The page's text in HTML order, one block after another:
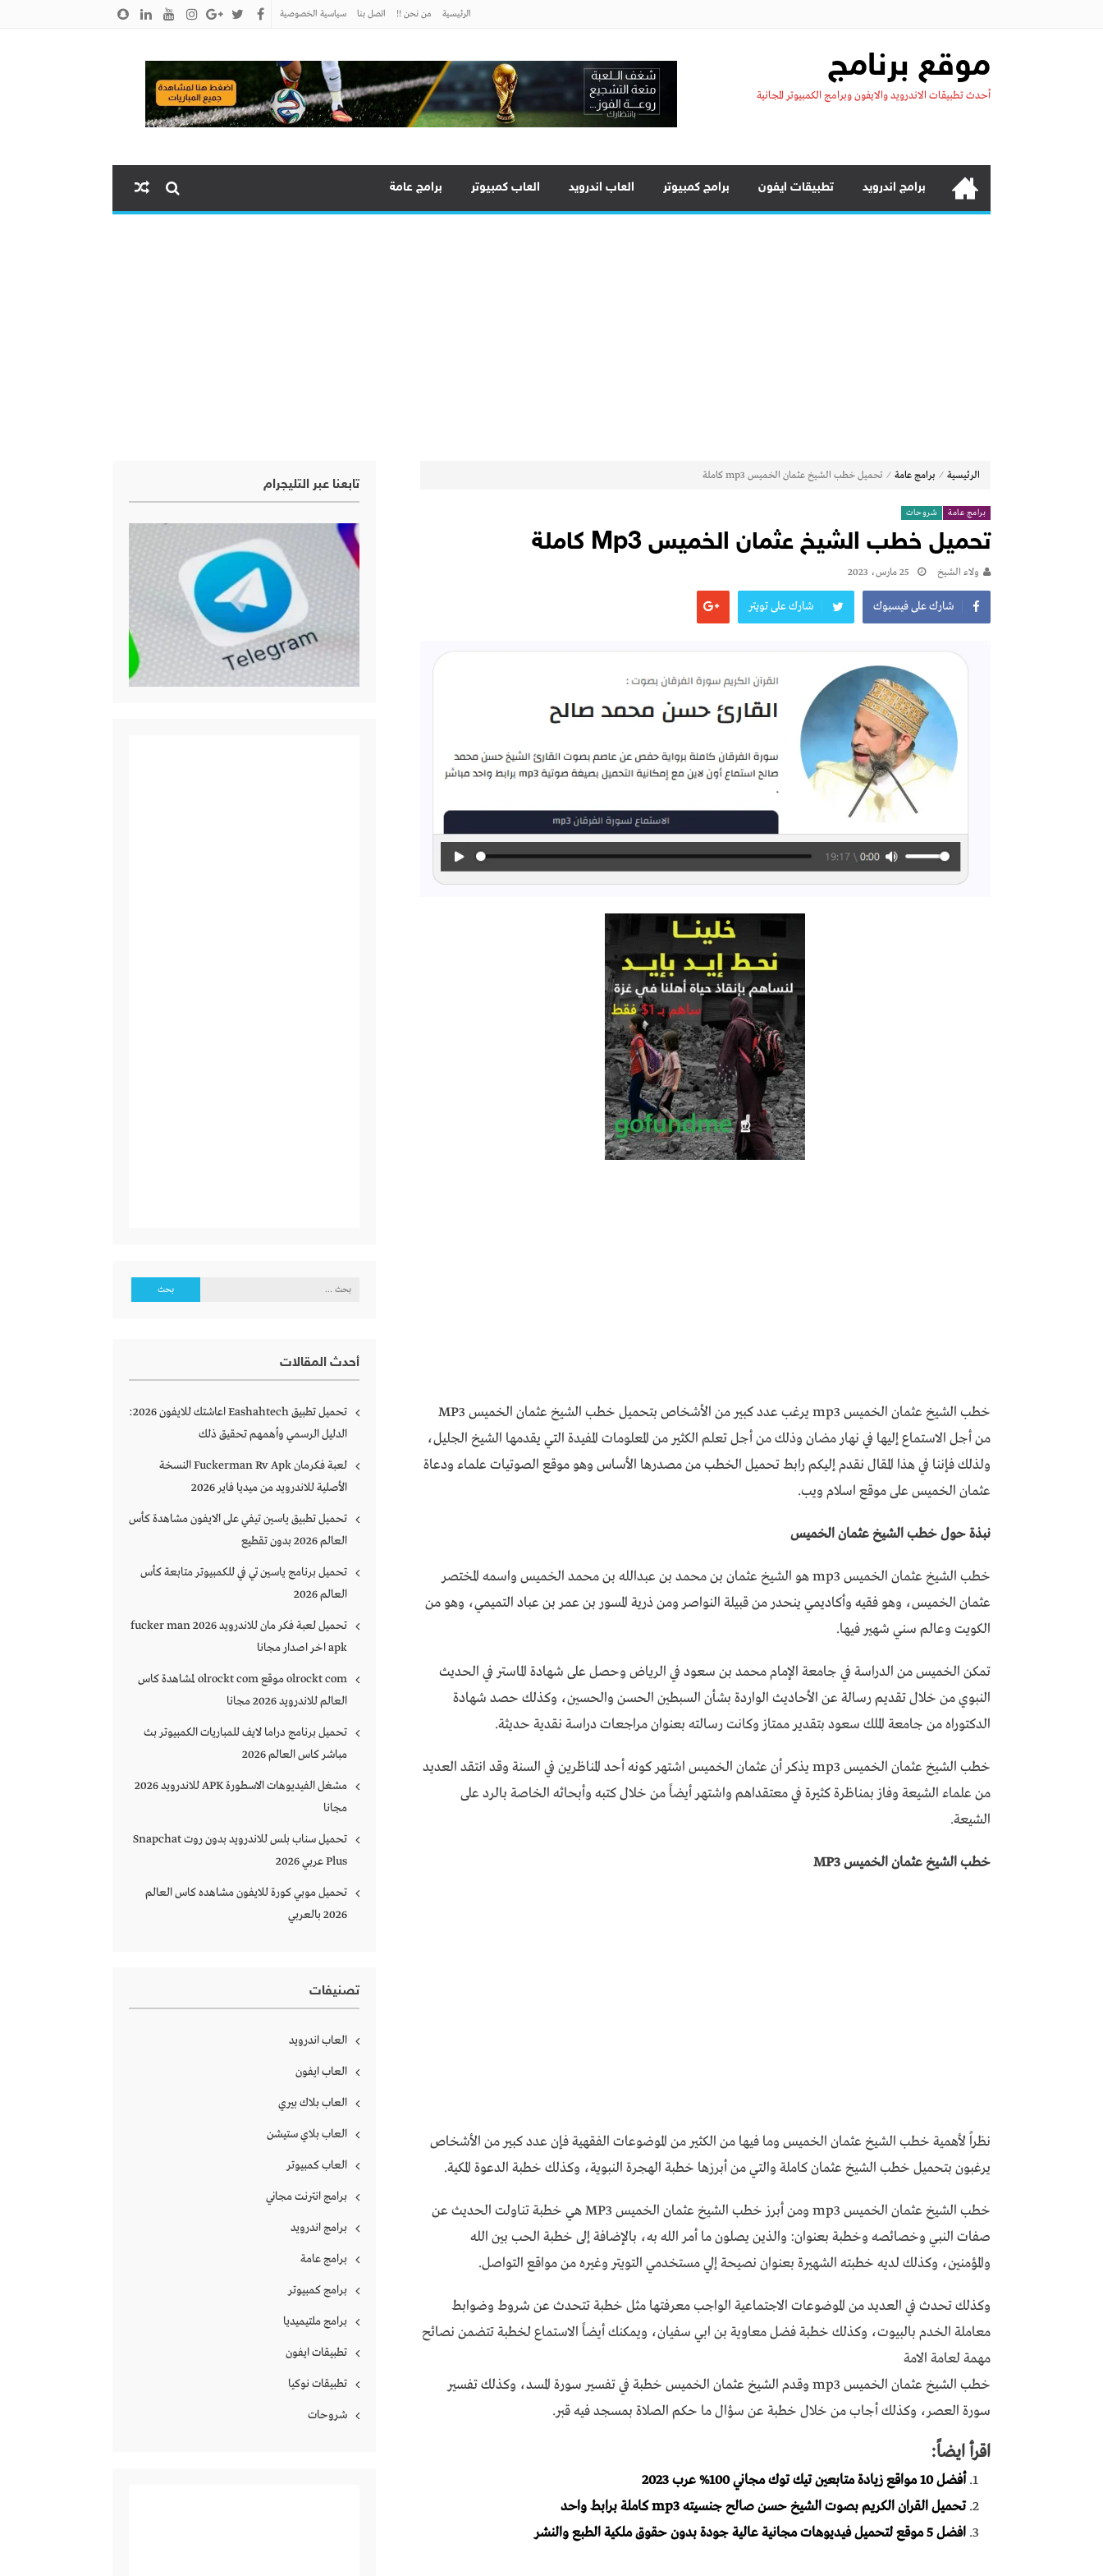
الرئيسية من نحن !! اتصل بنا سياسية الخصوصية
موقع برنامج
أحدث تطبيقات الاندرويد والايفون وبرامج الكمبيوتر المجانية
برامج اندرويد تطبيقات ايفون برامج كمبيوتر العاب اندرويد العاب كمبيوتر برامج عامة
الرئيسية ⁄ برامج عامة ⁄ تحميل خطب الشيخ عثمان الخميس mp3 كاملة
برامج عامة شروحات
تحميل خطب الشيخ عثمان الخميس Mp3 كاملة
ولاء الشيخ 25 مارس، 2023
شارك على فيسبوك شارك على تويتر
خطب الشيخ عثمان الخميس mp3 يرغب عدد كبير من الأشخاص بتحميل خطب الشيخ عثمان الخميس MP3
من أجل الاستماع إليها في نهار مضان وذلك من أجل تعلم الكثير من المعلومات المفيدة التي يقدمها الشيخ الجليل،
ولذلك فإننا في هذا المقال نقدم إليكم رابط تحميل الخطب من مصدرها الأساس وهو موقع الصوتيات علماء ودعاة
عثمان الخميس على موقع اسلام ويب.
نبذة حول خطب الشيخ عثمان الخميس
خطب الشيخ عثمان الخميس mp3 هو الشيخ عثمان بن محمد بن عبدالله بن محمد الخميس واسمه المختصر
عثمان الخميس، وهو فقيه وأكاديمي ينحدر من قبيلة النواصر ومن ذرية المسور بن عمر بن عباد التميمي، وهو من
الكويت وعالم سني شهير فيها.
تمكن الخميس من الدراسة في جامعة الإمام محمد بن سعود في الرياض وحصل على شهادة الماستر في الحديث
النبوي من خلال تقديم رسالة عن الأحاديث الواردة بشأن السبطين الحسن والحسين، وكذلك حصد شهادة
الدكتوراه من جامعة الملك سعود بتقدير ممتاز وكانت رسالته بعنوان مراجعات دراسة نقدية حديثة.
خطب الشيخ عثمان الخميس mp3 يذكر أن عثمان الخميس اشتهر كونه أحد المناظرين في السنة وقد انتقد العديد
من علماء الشيعة وفاز بمناظرة كثيرة في معتقداهم واشتهر أيضاً من خلال كتبه وأبحاثه الخاصة بالرد على
الشيعة.
خطب الشيخ عثمان الخميس MP3
نظراً لأهمية خطب الشيخ عثمان الخميس وما فيها من الكثير من الموضوعات الفقهية فإن عدد كبير من الأشخاص
يرغبون بتحميل خطب الشيخ عثمان كاملة والتي من أبرزها خطبة الهجرة النبوية، وكذلك خطبة الدعوة المكية.
خطب الشيخ عثمان الخميس mp3 ومن أبرز خطب الشيخ عثمان الخميس MP3 هي خطبة تناولت الحديث عن
صفات النبي وخصائصه وخطبة بعنوان: والذين يصلون ما أمر الله به، بالإضافة إلى خطبة الحب بين الله
والمؤمنين، وكذلك لديه خطبته الشهيرة بعنوان نصيحة إلي مستخدمي التويتر وغيره من مواقع التواصل.
وكذلك تحدث في العديد من الموضوعات الاجتماعية الواجب معرفتها مثل خطبة تتحدث عن شروط وضوابط
معاملة الخدم بالبيوت، وكذلك خطبة فضل معاوية بن ابي سفيان، ويمكنك أيضاً الاستماع لخطبة تتضمن نصائح
مهمة لعامة الامة
خطب الشيخ عثمان الخميس mp3 وقدم الشيخ عثمان الخميس خطبة في تفسير سورة المسد، وكذلك تفسير
سورة العصر، وكذلك أجاب من خلال خطبة عن سؤال ما حكم الصلاة بمسجد فيه قبر.
اقرأ ايضاً:
أفضل 10 مواقع زيادة متابعين تيك توك مجاني 100% عرب 2023
تحميل القران الكريم بصوت الشيخ حسن صالح جنسيته mp3 كاملة برابط واحد
افضل 5 موقع لتحميل فيديوهات مجانية عالية جودة بدون حقوق ملكية الطبع والنشر
تابعنا عبر التليجرام
البحث
أحدث المقالات
تحميل تطبيق Eashahtech اعاشتك للايفون 2026:
الدليل الرسمي وأهمهم تحقيق ذلك
لعبة فكرمان Fuckerman Rv Apk النسخة
الأصلية للاندرويد من ميديا فاير 2026
تحميل تطبيق ياسين تيفي على الايفون مشاهدة كأس
العالم 2026 بدون تقطيع
تحميل برنامج ياسين تي في للكمبيوتر متابعة كأس
العالم 2026
تحميل لعبة فكر مان للاندرويد 2026 fucker man
apk اخر اصدار مجانا
olrockt com موقع olrockt com لمشاهدة كاس
العالم للاندرويد 2026 مجانا
تحميل برنامج دراما لايف للمباريات الكمبيوتر بث
مباشر كاس العالم 2026
مشغل الفيديوهات الاسطورة APK للاندرويد 2026
مجانا
تحميل سناب بلس للاندرويد بدون روت Snapchat
Plus‏ عربي 2026
تحميل موبي كورة للايفون مشاهده كاس العالم
2026 بالعربي
تصنيفات
العاب اندرويد
العاب ايفون
العاب بلاك بيري
العاب بلاي ستيشن
العاب كمبيوتر
برامج انترنت مجاني
برامج اندرويد
برامج عامة
برامج كمبيوتر
برامج ملتيميديا
تطبيقات ايفون
تطبيقات نوكيا
شروحات